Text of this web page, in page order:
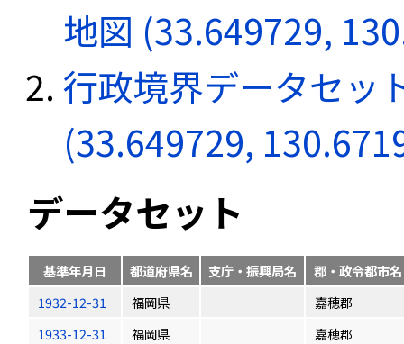
地図 (33.649729,
行政境界データセッ
(33.649729,
データセット
基準年月日 都道府県名 支庁・振興局名
郡・政令都市名
1932-12-31
福岡県
嘉穂郡
1933-12-31
福岡県
嘉穂郡